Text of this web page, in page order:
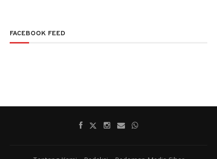
FACEBOOK FEED